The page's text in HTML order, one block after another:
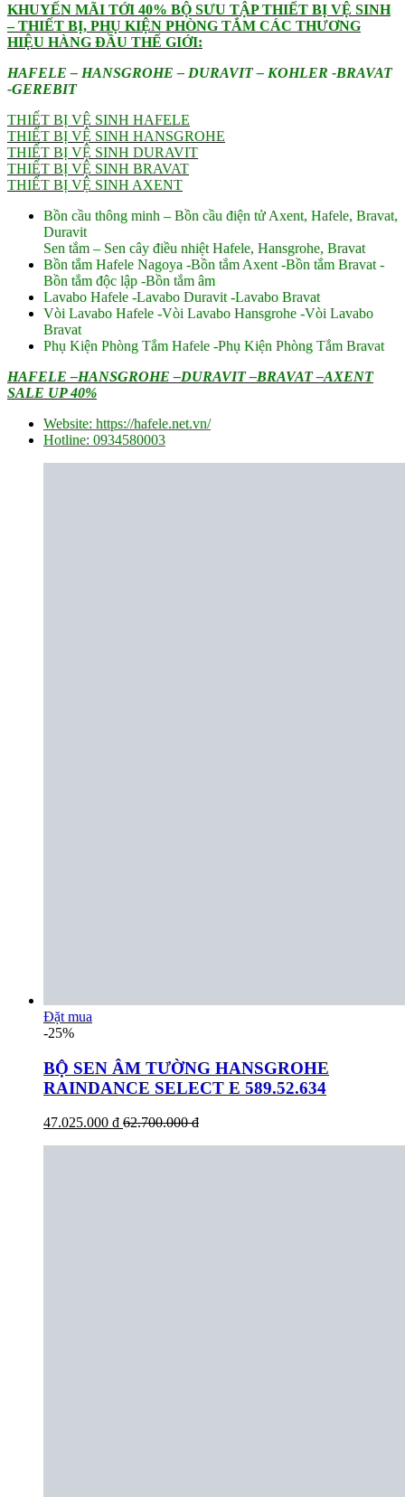
KHUYẾN MÃI TỚI 40% BỘ SƯU TẬP THIẾT BỊ VỆ SINH
– THIẾT BỊ, PHỤ KIỆN PHÒNG TẮM CÁC THƯƠNG
HIỆU HÀNG ĐẦU THẾ GIỚI:
HAFELE – HANSGROHE – DURAVIT – KOHLER -BRAVAT
-GEREBIT
THIẾT BỊ VỆ SINH HAFELE
THIẾT BỊ VỆ SINH HANSGROHE
THIẾT BỊ VỆ SINH DURAVIT
THIẾT BỊ VỆ SINH BRAVAT
THIẾT BỊ VỆ SINH AXENT
Bồn cầu thông minh – Bồn cầu điện tử Axent, Hafele, Bravat,
Duravit
Sen tắm – Sen cây điều nhiệt Hafele, Hansgrohe, Bravat
Bồn tắm Hafele Nagoya -Bồn tắm Axent -Bồn tắm Bravat -
Bồn tắm độc lập -Bồn tắm âm
Lavabo Hafele -Lavabo Duravit -Lavabo Bravat
Vòi Lavabo Hafele -Vòi Lavabo Hansgrohe -Vòi Lavabo
Bravat
Phụ Kiện Phòng Tắm Hafele -Phụ Kiện Phòng Tắm Bravat
HAFELE –HANSGROHE –DURAVIT –BRAVAT –AXENT
SALE UP 40%
Website: https://hafele.net.vn/
Hotline: 0934580003
Đặt mua
-25%
BỘ SEN ÂM TƯỜNG HANSGROHE
RAINDANCE SELECT E 589.52.634
47.025.000 đ 62.700.000 đ